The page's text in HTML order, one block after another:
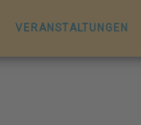
VERANSTALTUNGEN